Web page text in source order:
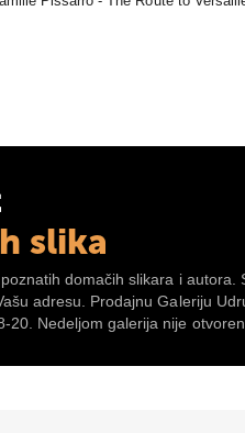
slika
domačih slikara i autora.
adresu. Prodajnu Galeriju
20. Nedeljom galerija nije